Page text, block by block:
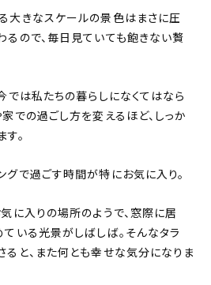
大きなスケールの景色はまさに圧
るので、毎日見ていても飽きない贅
では私たちの暮らしになくてはなら
での過ごし方を変えるほど、しっか
。
で過ごす時間が特にお気に入り。
に入りの場所のようで、窓際に居
いる光景がしばしば。そんなタラ
と、また何とも幸せな気分になりま